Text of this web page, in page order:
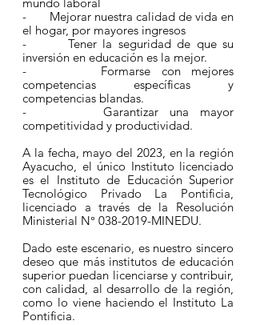
-       Mejorar nuestra calidad de vida en
el hogar, por mayores ingresos
-       Tener la seguridad de que su
inversión en educación es la mejor.
-       Formarse con mejores
competencias específicas y
competencias blandas.
-       Garantizar una mayor
competitividad y productividad.
A la fecha, mayo del 2023, en la región
Ayacucho, el único Instituto licenciado
es el Instituto de Educación Superior
Tecnológico Privado La Pontificia,
licenciado a través de la Resolución
Ministerial N° 038-2019-MINEDU.
Dado este escenario, es nuestro sincero
deseo que más institutos de educación
superior puedan licenciarse y contribuir,
con calidad, al desarrollo de la región,
como lo viene haciendo el Instituto La
Pontificia.